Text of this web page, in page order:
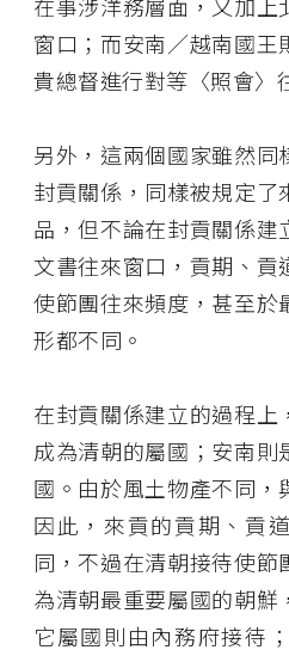
在事涉洋務層面，又加上
窗口；而安南／越南國王
貴總督進行對等〈照會〉
另外，這兩個國家雖然同
封貢關係，同樣被規定了
品，但不論在封貢關係建
文書往來窗口，貢期、貢
使節團往來頻度，甚至於
形都不同。
在封貢關係建立的過程
成為清朝的屬國；安南則
國。由於風土物產不同，
因此，來貢的貢期、貢
同，不過在清朝接待使
為清朝最重要屬國的朝鮮
它屬國則由內務府接待